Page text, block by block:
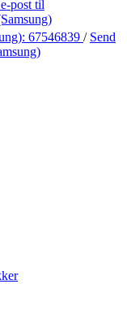
post til
67546839 / Send